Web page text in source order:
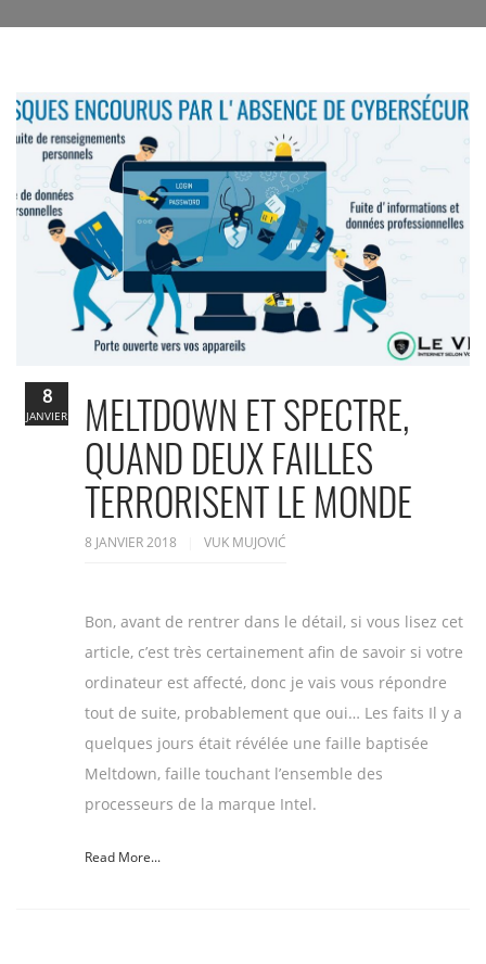
MELTDOWN ET SPECTRE,
QUAND DEUX FAILLES
TERRORISENT LE MONDE
8 JANVIER 2018 VUK MUJOVIĆ
Bon, avant de rentrer dans le détail, si vous lisez cet
article, c’est très certainement afin de savoir si votre
ordinateur est affecté, donc je vais vous répondre
tout de suite, probablement que oui… Les faits Il y a
quelques jours était révélée une faille baptisée
Meltdown, faille touchant l’ensemble des
processeurs de la marque Intel.
Read More...
8
JANVIER